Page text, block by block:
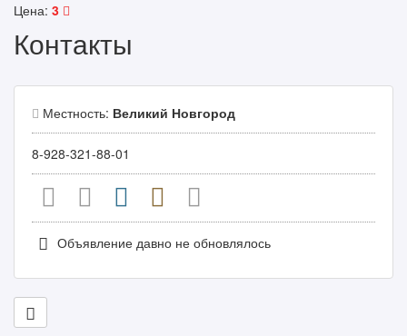
Цена: 3
Контакты
Местность: Великий Новгород
8-928-321-88-01
Объявление давно не обновлялось